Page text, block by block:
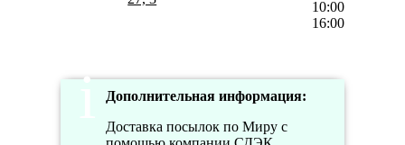
10:00-
16:00
Дополнительная информация:
Доставка посылок по Миру с